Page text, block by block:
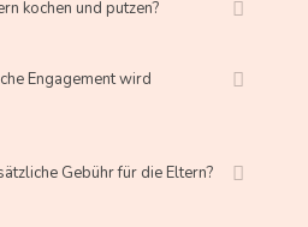
kochen und putzen?
Engagement wird
Gebühr für die Eltern?